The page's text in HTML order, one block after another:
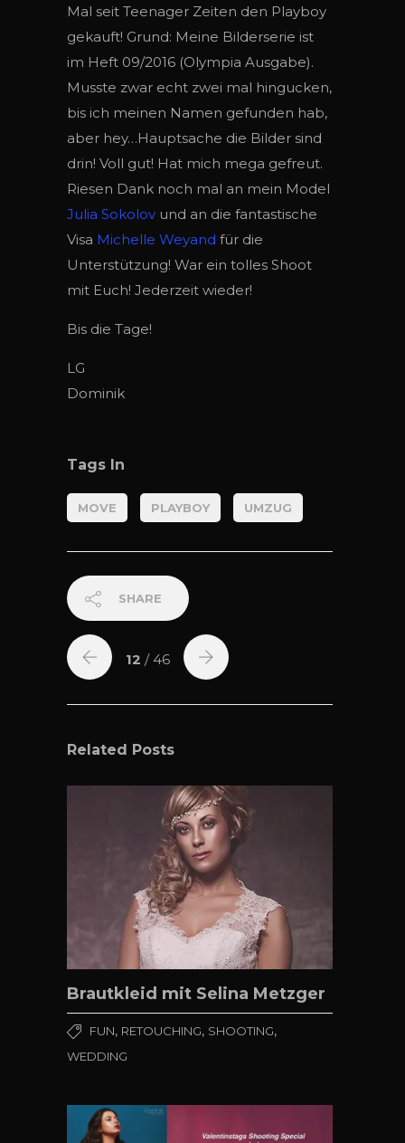
Mal seit Teenager Zeiten den Playboy
gekauft! Grund: Meine Bilderserie ist
im Heft 09/2016 (Olympia Ausgabe).
Musste zwar echt zwei mal hingucken,
bis ich meinen Namen gefunden hab,
aber hey…Hauptsache die Bilder sind
drin! Voll gut! Hat mich mega gefreut.
Riesen Dank noch mal an mein Model
Julia Sokolov und an die fantastische
Visa Michelle Weyand für die
Unterstützung! War ein tolles Shoot
mit Euch! Jederzeit wieder!
Bis die Tage!
LG
Dominik
Tags In
MOVE PLAYBOY UMZUG
SHARE
12 / 46
Related Posts
Brautkleid mit Selina Metzger
FUN, RETOUCHING, SHOOTING,
WEDDING